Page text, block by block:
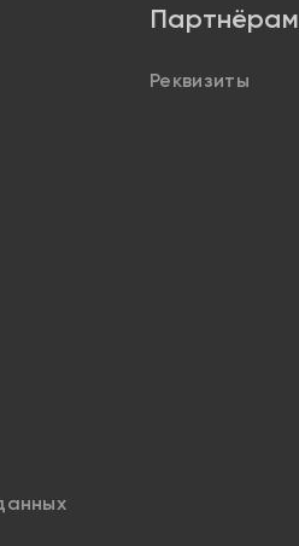
Партнёрам
Реквизиты